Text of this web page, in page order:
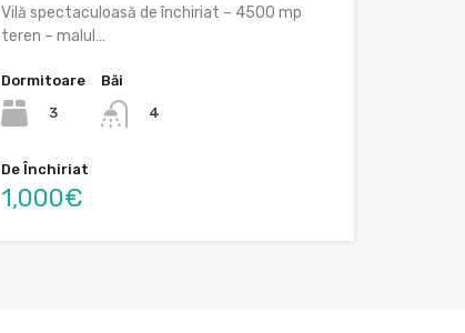
Vilă spectaculoasă de închiriat – 4500 mp
teren – malul…
Dormitoare
3
Băi
4
De Închiriat
1,000€